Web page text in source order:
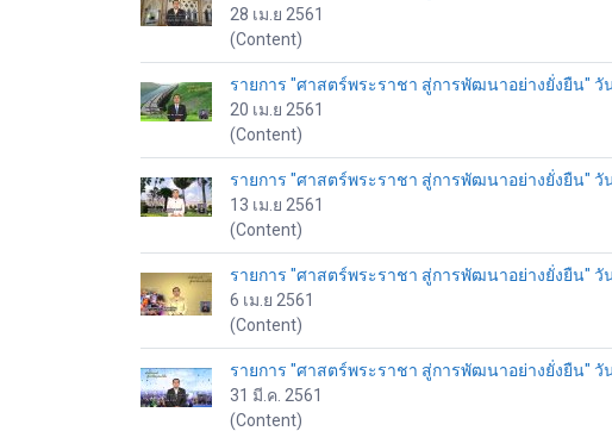
28 เม.ย 2561
(Content)
รายการ "ศาสตร์พระราชา สู่การพัฒนาอย่างยั่งยืน" วั
20 เม.ย 2561
(Content)
รายการ "ศาสตร์พระราชา สู่การพัฒนาอย่างยั่งยืน" วั
13 เม.ย 2561
(Content)
รายการ "ศาสตร์พระราชา สู่การพัฒนาอย่างยั่งยืน" วั
6 เม.ย 2561
(Content)
รายการ "ศาสตร์พระราชา สู่การพัฒนาอย่างยั่งยืน" วั
31 มี.ค. 2561
(Content)